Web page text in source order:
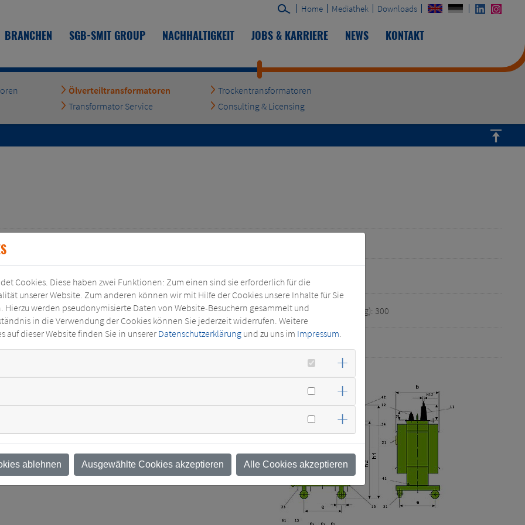
Home Mediathek Downloads
BRANCHEN SGB-SMIT GROUP NACHHALTIGKEIT JOBS & KARRIERE NEWS KONTAKT
Ölverteiltransformatoren
Trockentransformatoren
Transformator Service Consulting & Licensing
Länge (mm): 1230 Breite (mm): 820
Ölg. (kg): 360 Wickelmaterial (kg): 300
für Freiluftaufstellung mit OS-Porzellandurchführungen Max.
üNN Stückprüfung nach DIN EN 60076-1 Isolationsspannungen OS: 24
veränderte Ausführungen (z.B. Konservatorausführungen) sind
der Reihenspannung
nach DIN 43675
Cookies. Diese haben zwei Funktionen: Zum einen sind sie erforderlich für die
unserer Website. Zum anderen können wir mit Hilfe der Cookies unsere Inhalte für Sie
Hierzu werden pseudonymisierte Daten von Website-Besuchern gesammelt und
in die Verwendung der Cookies können Sie jederzeit widerrufen. Weitere
auf dieser Website finden Sie in unserer Datenschutzerklärung und zu uns im Impressum.
ablehnen Ausgewählte Cookies akzeptieren Alle Cookies akzeptieren